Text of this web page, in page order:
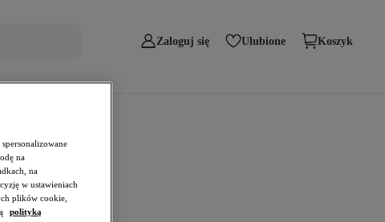
Zaloguj się Ulubione Koszyk
na
na
w ustawieniach
plików cookie,
polityką